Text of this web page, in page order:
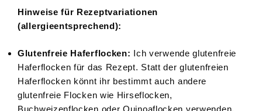
Hinweise für Rezeptvariationen
(allergieentsprechend):
Glutenfreie Haferflocken: Ich verwende glutenfreie
Haferflocken für das Rezept. Statt der glutenfreien
Haferflocken könnt ihr bestimmt auch andere
glutenfreie Flocken wie Hirseflocken,
Buchweizenflocken oder Quinoaflocken verwenden.